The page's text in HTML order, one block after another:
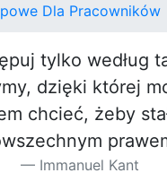
Dla Pracowników
tylko według
dzięki której
chcieć, żeby
Immanuel Kant